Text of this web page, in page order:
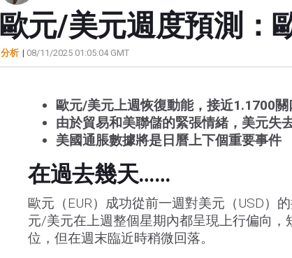
歐元/美元週度預測：
分析 | 08/11/2025 01:05:04 GMT
歐元/美元上週恢復動能，接近1.1700關
由於貿易和美聯儲的緊張情緒，美元失
美國通脹數據將是日曆上下個重要事件
在過去幾天……
歐元（EUR）成功從前一週對美元（USD）
元/美元在上週整個星期內都呈現上行偏向，
位，但在週末臨近時稍微回落。